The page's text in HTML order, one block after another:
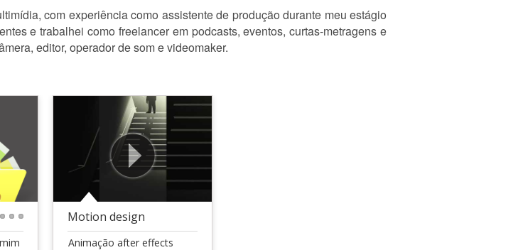
com experiência como assistente de produção durante meu estágio
e trabalhei como freelancer em podcasts, eventos, curtas-metragens e
editor, operador de som e videomaker.
Motion design
Animação after effects